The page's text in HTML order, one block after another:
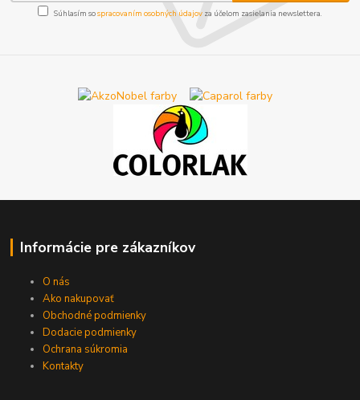
Súhlasím sospracovaním osobných údajov za účelom zasielania newslettera.
Informácie pre zákazníkov
O nás
Ako nakupovať
Obchodné podmienky
Dodacie podmienky
Ochrana súkromia
Kontakty